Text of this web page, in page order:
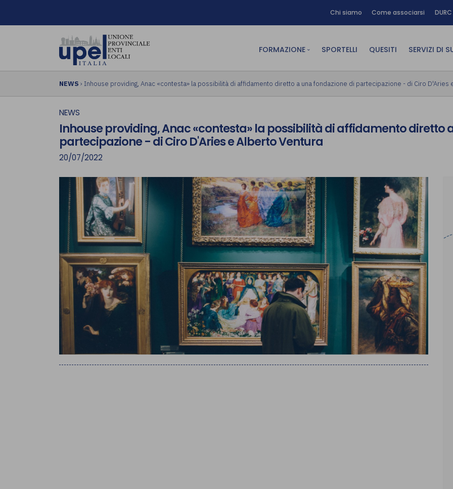
Chi siamo Come associarsi
FORMAZIONE
FAD sincrona (in diretta)
FAD asincrona (e-learning)
Formazione in aula
associati
Archivio Formazione
SPORTELLI QUESITI SERVIZI DI
Area
Area
Area
NEWS › Inhouse providing, Anac «contesta» la possibilità di affidamento diretto a una fondazione di partecipazione - di Ciro D'Aries
NEWS
Inhouse providing, Anac «contesta» la possibilità di affidamento diretto
partecipazione - di Ciro D'Aries e Alberto Ventura
20/07/2022